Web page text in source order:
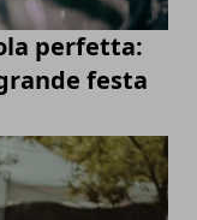
perfetta:
festa